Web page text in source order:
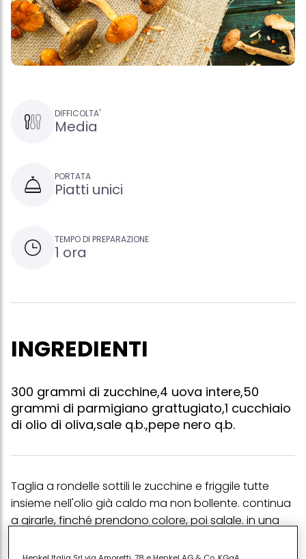
DIFFICOLTA'
Media
PORTATA
Piatti unici
TEMPO DI PREPARAZIONE
1 ora
INGREDIENTI
300 grammi di zucchine,4 uova intere,50
grammi di parmigiano grattugiato,1 cucchiaio
di olio di oliva,sale q.b.,pepe nero q.b.
Taglia a rondelle sottili le zucchine e friggile tutte
insieme nell'olio già caldo ma non bollente. continua
a girarle, finché prendono colore, poi salale. in una
parmigiano. aggiungi le zucchine rosolate e versa il